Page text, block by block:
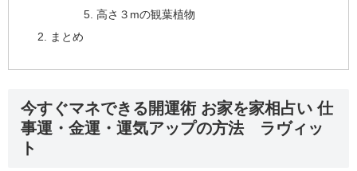
高さ３mの観葉植物
まとめ
今すぐマネできる開運術 お家を家相占い 仕
事運・金運・運気アップの方法 ラヴィッ
ト